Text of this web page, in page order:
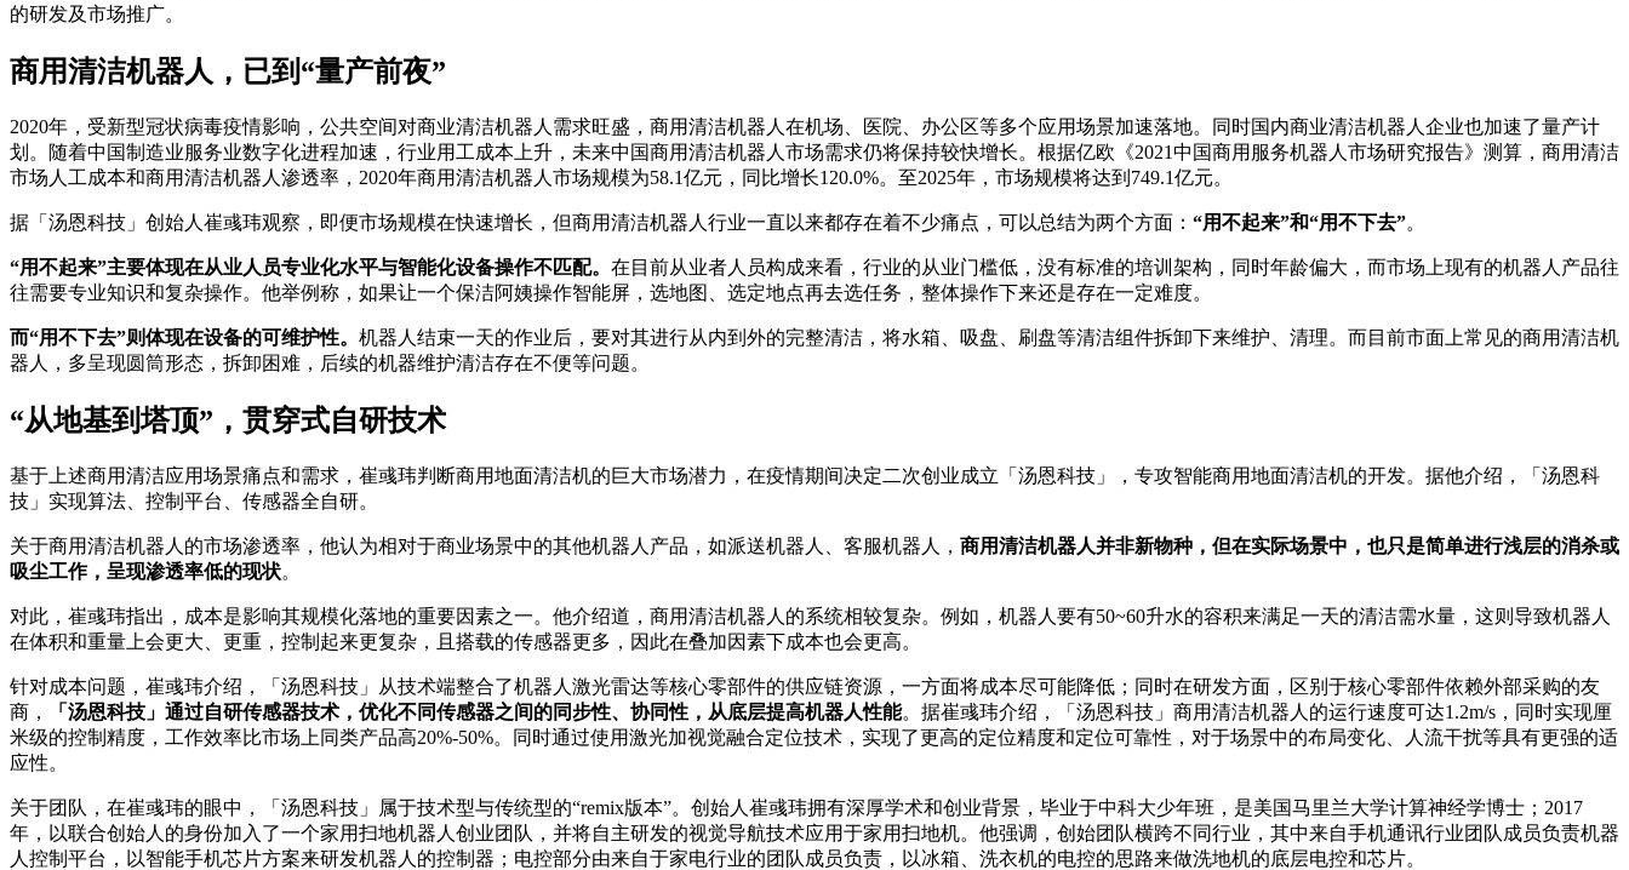
的研发及市场推广。
商用清洁机器人，已到“量产前夜”
2020年，受新型冠状病毒疫情影响，公共空间对商业清洁机器人需求旺盛，商用清洁机器人在机场、医院、办公区等多个应用场景加速落地。同时国内商业清洁机器人企业也加速了量产计
划。随着中国制造业服务业数字化进程加速，行业用工成本上升，未来中国商用清洁机器人市场需求仍将保持较快增长。根据亿欧《2021中国商用服务机器人市场研究报告》测算，商用清洁
市场人工成本和商用清洁机器人渗透率，2020年商用清洁机器人市场规模为58.1亿元，同比增长120.0%。至2025年，市场规模将达到749.1亿元。
据「汤恩科技」创始人崔彧玮观察，即便市场规模在快速增长，但商用清洁机器人行业一直以来都存在着不少痛点，可以总结为两个方面： “用不起来”和“用不下去”。
“用不起来”主要体现在从业人员专业化水平与智能化设备操作不匹配。 在目前从业者人员构成来看，行业的从业门槛低，没有标准的培训架构，同时年龄偏大，而市场上现有的机器人产品往
往需要专业知识和复杂操作。他举例称，如果让一个保洁阿姨操作智能屏，选地图、选定地点再去选任务，整体操作下来还是存在一定难度。
而“用不下去”则体现在设备的可维护性。 机器人结束一天的作业后，要对其进行从内到外的完整清洁，将水箱、吸盘、刷盘等清洁组件拆卸下来维护、清理。而目前市面上常见的商用清洁机
器人，多呈现圆筒形态，拆卸困难，后续的机器维护清洁存在不便等问题。
“从地基到塔顶”，贯穿式自研技术
基于上述商用清洁应用场景痛点和需求，崔彧玮判断商用地面清洁机的巨大市场潜力，在疫情期间决定二次创业成立「汤恩科技」，专攻智能商用地面清洁机的开发。据他介绍，「汤恩科
技」实现算法、控制平台、传感器全自研。
关于商用清洁机器人的市场渗透率，他认为相对于商业场景中的其他机器人产品，如派送机器人、客服机器人， 商用清洁机器人并非新物种，但在实际场景中，也只是简单进行浅层的消杀或
吸尘工作，呈现渗透率低的现状。
对此，崔彧玮指出，成本是影响其规模化落地的重要因素之一。他介绍道，商用清洁机器人的系统相较复杂。例如，机器人要有50~60升水的容积来满足一天的清洁需水量，这则导致机器人
在体积和重量上会更大、更重，控制起来更复杂，且搭载的传感器更多，因此在叠加因素下成本也会更高。
针对成本问题，崔彧玮介绍，「汤恩科技」从技术端整合了机器人激光雷达等核心零部件的供应链资源，一方面将成本尽可能降低；同时在研发方面，区别于核心零部件依赖外部采购的友
商，
「汤恩科技」通过自研传感器技术，优化不同传感器之间的同步性、协同性，从底层提高机器人性能。据崔彧玮介绍，「汤恩科技」商用清洁机器人的运行速度可达1.2m/s，同时实现厘
米级的控制精度，工作效率比市场上同类产品高20%-50%。同时通过使用激光加视觉融合定位技术，实现了更高的定位精度和定位可靠性，对于场景中的布局变化、人流干扰等具有更强的适
应性。
关于团队，在崔彧玮的眼中，「汤恩科技」属于技术型与传统型的“remix版本”。创始人崔彧玮拥有深厚学术和创业背景，毕业于中科大少年班，是美国马里兰大学计算神经学博士；2017
年，以联合创始人的身份加入了一个家用扫地机器人创业团队，并将自主研发的视觉导航技术应用于家用扫地机。他强调，创始团队横跨不同行业，其中来自手机通讯行业团队成员负责机器
人控制平台，以智能手机芯片方案来研发机器人的控制器；电控部分由来自于家电行业的团队成员负责，以冰箱、洗衣机的电控的思路来做洗地机的底层电控和芯片。